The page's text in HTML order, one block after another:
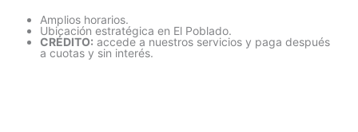
Amplios horarios.
Ubicación estratégica en El Poblado.
CRÉDITO: accede a nuestros servicios y paga después
a cuotas y sin interés.